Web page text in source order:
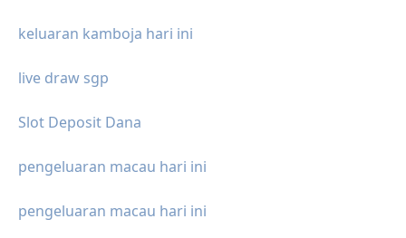
keluaran kamboja hari ini
live draw sgp
Slot Deposit Dana
pengeluaran macau hari ini
pengeluaran macau hari ini